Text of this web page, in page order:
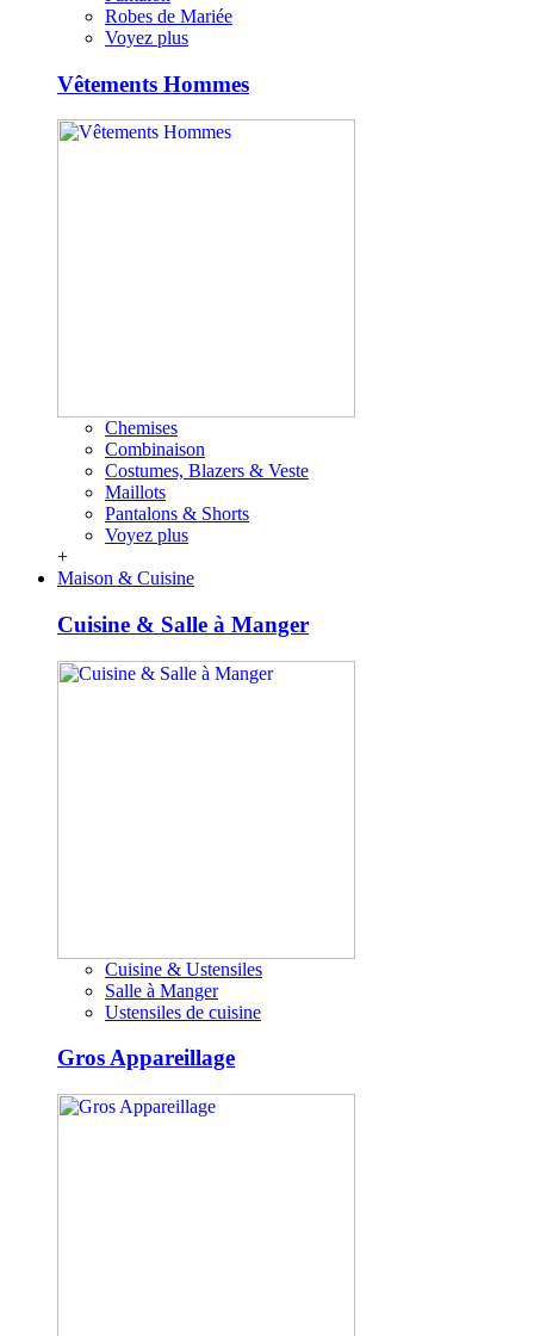
Robes de Mariée
Voyez plus
Vêtements Hommes
Chemises
Combinaison
Costumes, Blazers & Veste
Maillots
Pantalons & Shorts
Voyez plus
+
Maison & Cuisine
Cuisine & Salle à Manger
Cuisine & Ustensiles
Salle à Manger
Ustensiles de cuisine
Gros Appareillage